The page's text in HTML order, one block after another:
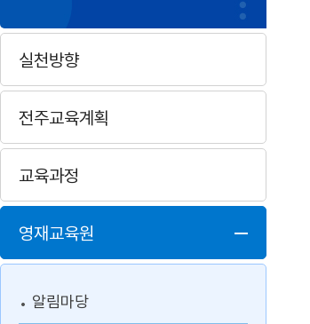
실천방향
전주교육계획
교육과정
영재교육원
알림마당